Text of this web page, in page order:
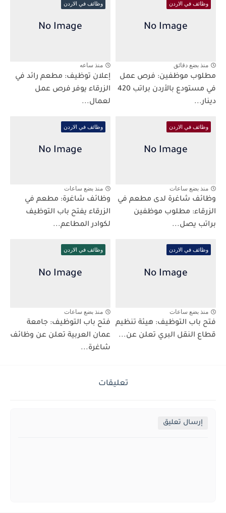
وظائف في الاردن
منذ بضع دقائق
مطلوب موظفين: فرص عمل
في مستودع بالأردن براتب 420
دينار...
وظائف في الاردن
منذ ساعه
إعلان توظيف: مطعم رائد في
الزرقاء يوفر فرص عمل
لعمال...
وظائف في الاردن
منذ بضع ساعات
وظائف شاغرة لدى مطعم في
الزرقاء: مطلوب موظفين
براتب يصل...
وظائف في الاردن
منذ بضع ساعات
وظائف شاغرة: مطعم في
الزرقاء يفتح باب التوظيف
لكوادر المطاعم...
وظائف في الاردن
منذ بضع ساعات
فتح باب التوظيف: هيئة تنظيم
قطاع النقل البري تعلن عن...
وظائف في الاردن
منذ بضع ساعات
فتح باب التوظيف: جامعة
عمان العربية تعلن عن وظائف
شاغرة...
تعليقات
إرسال تعليق